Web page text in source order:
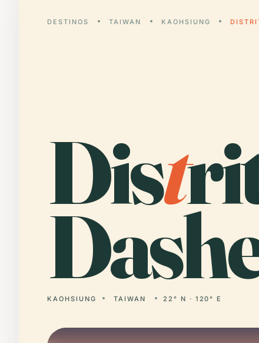
DESTINOS TAIWAN KAOHSIUNG
Dist
KAOHSIUNG TAIWAN 22° N · 120° E